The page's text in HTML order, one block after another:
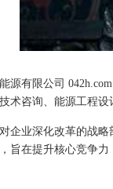
源有限公司
术咨询、能源工程
企业深化改革的战
旨在提升核心竞争